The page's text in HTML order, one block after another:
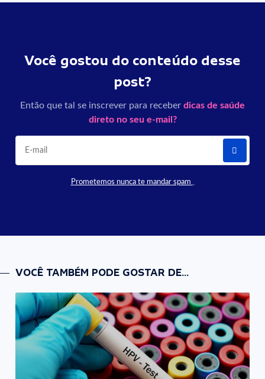
Você gostou do conteúdo desse
post?
Então que tal se inscrever para receber dicas de saúde
direto no seu e-mail?
Prometemos nunca te mandar spam
VOCÊ TAMBÉM PODE GOSTAR DE...